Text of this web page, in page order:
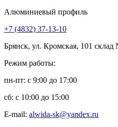
Алюминиевый профиль
+7 (4832) 37-13-10
Брянск, ул. Кромская, 101
Режим работы:
пн-пт: c 9:00 до 17:00
сб: c 10:00 до 15:00
E-mail: alwida-sk@yandex.ru